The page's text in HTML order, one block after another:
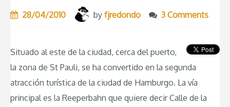
28/04/2010 by fjredondo 3 Comments
Situado al este de la ciudad, cerca del puerto,
la zona de St Pauli, se ha convertido en la segunda
atracción turística de la ciudad de Hamburgo. La vía
principal es la Reeperbahn que quiere decir Calle de la